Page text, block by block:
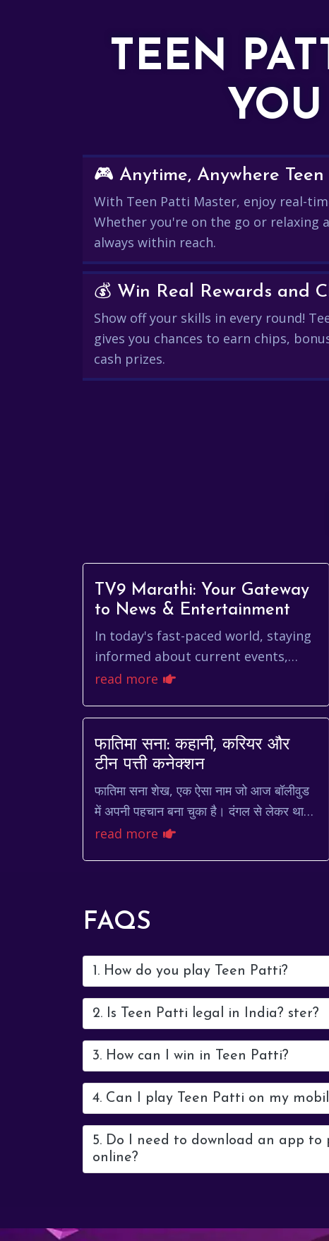
TEEN
🎮 Anytime, Anywhere
With Teen Patti Master, enjoy real-
Whether you're on the go or relaxing
always within reach.
Show off your skills in every round!
gives you chances to earn chips,
cash prizes.
TV9 Marathi: Your Gateway
to News & Entertainment
In today's fast-paced world, staying
informed about current events,
entertainment, and local
ever. tv9 marathi serves...
read more
फातिमा सना: कहानी, करियर और
टीन पत्ती कनेक्शन
फातिमा सना शेख, एक ऐसा नाम जो आज बॉलीवुड
में अपनी पहचान बना चुका है। दंगल से लेकर थार
तक, उन्होंने अपनी एक्टिंग का लोहा मनवाया है।
read more
FAQS
1. How do you play Teen Patti?
2. Is Teen Patti legal in India? ster?
3. How can I win in Teen Patti?
4. Can I play Teen Patti on my
5. Do I need to download an app to
online?